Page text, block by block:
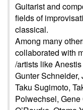
Guitarist and
fields of
classical.
Among many
collaborated with
/artists like
Gunter Schneider,
Taku Sugimoto,
Polwechsel,